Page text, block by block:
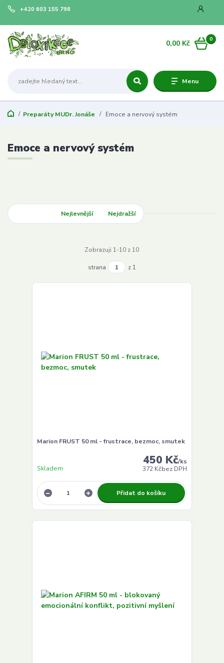
Menu
+420 603 155 798
0
0,00 Kč
Preparáty MUDr. Jonáše Emoce a nervový systém
Emoce a nervový systém
Nejlevnější Nejdražší
Zobrazuji 1-10 z 10
strana z 1
Marion FRUST 50 ml - frustrace, bezmoc, smutek
450 Kč/ks
372 Kčbez DPH
Skladem
Přidat do košíku